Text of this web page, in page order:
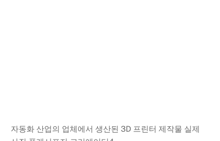
자동화 산업의 업체에서 생산된 3D 프린터 제작물 실제